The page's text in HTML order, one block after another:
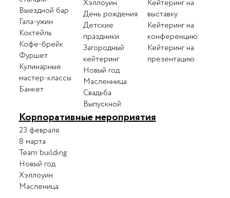
Выездной бар
Гала-ужин
Коктейль
Кофе-брейк
Фуршет
Кулинарные
мастер-классы
Банкет
Хэллоуин
День рождения
Детские
праздники
Загородный
кейтеринг
Новый год
Масленница
Свадьба
Выпускной
Кейтеринг на
выставку
Кейтеринг на
конференцию
Кейтеринг на
презентацию
Корпоративные мероприятия
23 февраля
8 марта
Team building
Новый год
Хэллоуин
Масленица